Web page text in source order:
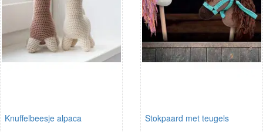
Knuffelbeesje alpaca Stokpaard met teugels